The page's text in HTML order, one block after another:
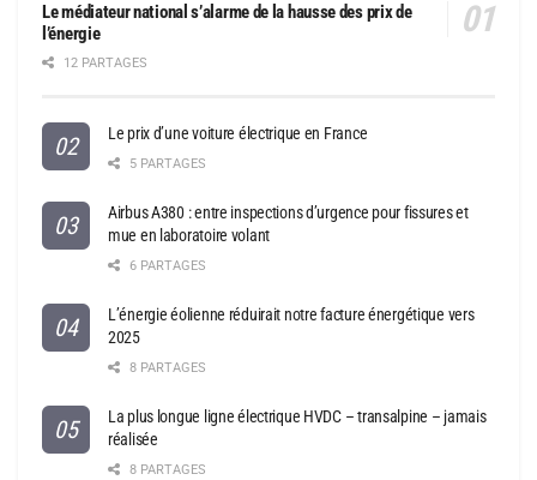
Le médiateur national s’alarme de la hausse des prix de
l’énergie
12 PARTAGES
Le prix d’une voiture électrique en France
5 PARTAGES
Airbus A380 : entre inspections d’urgence pour fissures et
mue en laboratoire volant
6 PARTAGES
L’énergie éolienne réduirait notre facture énergétique vers
2025
8 PARTAGES
La plus longue ligne électrique HVDC – transalpine – jamais
réalisée
8 PARTAGES